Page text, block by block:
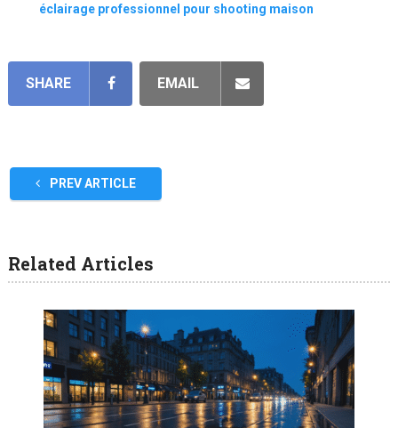
éclairage professionnel pour shooting maison
SHARE EMAIL
PREV ARTICLE
Related Articles